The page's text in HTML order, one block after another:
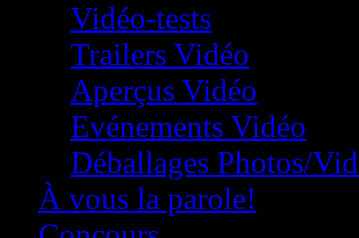
Vidéo-tests
Trailers Vidéo
Aperçus Vidéo
Evénements Vidéo
Déballages Photos/
À vous la parole!